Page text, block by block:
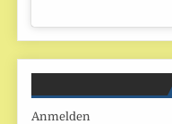
Anmelden